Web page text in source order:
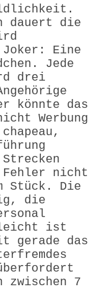
dauert die
Eine
Jede
drei
könnte das
Werbung
nicht
Stück. Die
die
ist
gerade das
zwischen 7